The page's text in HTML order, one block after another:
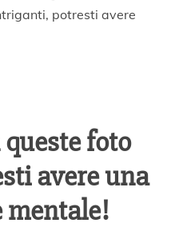
potresti avere
foto
avere una
mentale!